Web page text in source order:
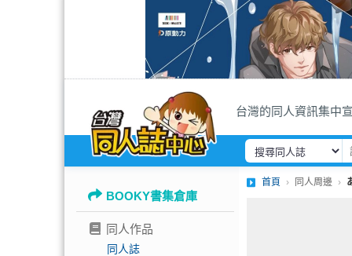
台灣的同人資訊集中
BOOKY書集倉庫
同人作品
同人誌
首頁 同人周邊